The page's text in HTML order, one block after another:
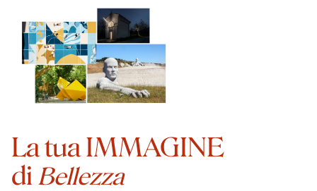
La tua IMMAGINE
di Bellezza